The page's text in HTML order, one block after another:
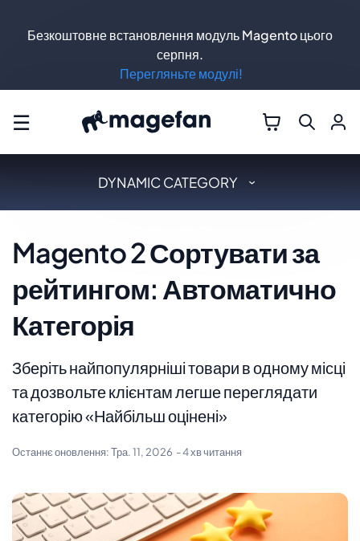
☰
DYNAMIC CATEGORY
Magento 2 Сортувати за
рейтингом: Автоматично
Категорія
Зберіть найпопулярніші товари в одному місці
та дозвольте клієнтам легше переглядати
категорію «Найбільш оцінені»
Останнє оновлення:Тра. 11, 2026 - 4 хв читання
Безкоштовне встановлення модуль Magento цього
серпня.
Перегляньте модулі!